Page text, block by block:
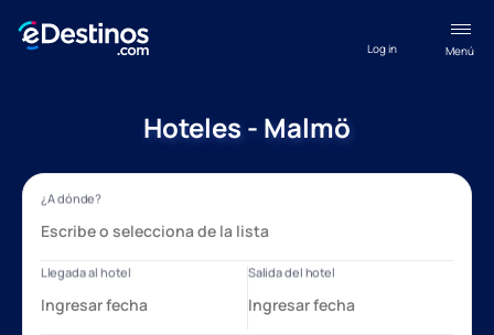
Menú
Log in
Hoteles - Malmö